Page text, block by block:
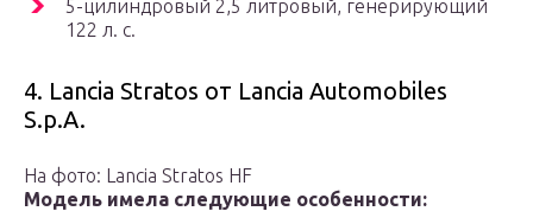
5-цилиндровый 2,5 литровый, генерирующий
122 л. с.
4. Lancia Stratos от Lancia Automobiles
S.p.A.
На фото: Lancia Stratos HF
Модель имела следующие особенности: